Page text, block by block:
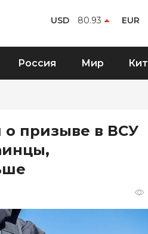
USD 80.93 EUR
Россия Мир
призыве в ВСУ